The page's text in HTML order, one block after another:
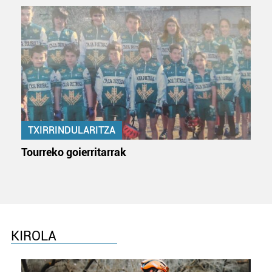
TXIRRINDULARITZA
Tourreko goierritarrak
KIROLA